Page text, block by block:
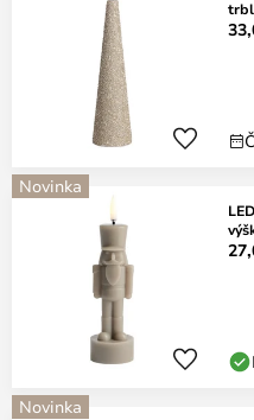
Novinka
Novinka